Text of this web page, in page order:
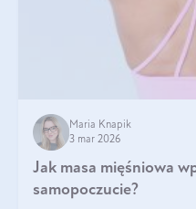
Maria Knapik
3 mar 2026
Jak masa mięśniowa
samopoczucie?